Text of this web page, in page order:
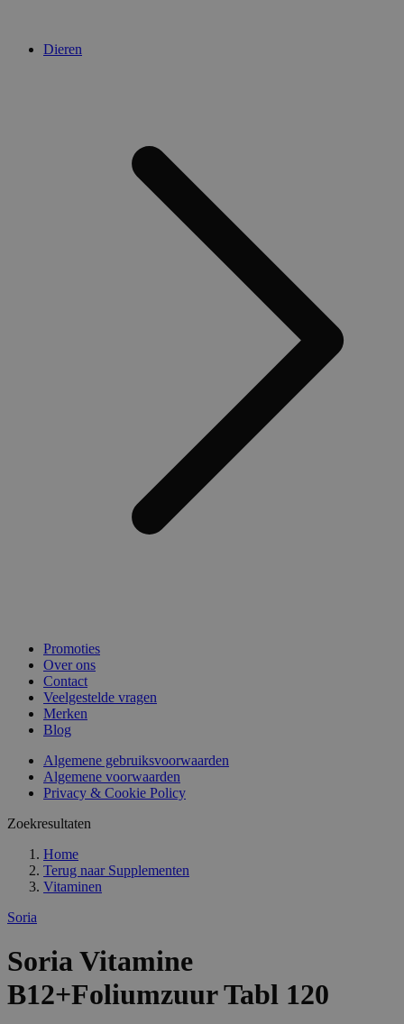
Dieren
Promoties
Over ons
Contact
Veelgestelde vragen
Merken
Blog
Algemene gebruiksvoorwaarden
Algemene voorwaarden
Privacy & Cookie Policy
Zoekresultaten
Home
Terug naar Supplementen
Vitaminen
Soria
Soria Vitamine
B12+Foliumzuur Tabl 120